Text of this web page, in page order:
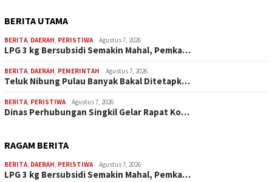
BERITA UTAMA
BERITA, DAERAH, PERISTIWA Agustus 7, 2026
LPG 3 kg Bersubsidi Semakin Mahal, Pemka…
BERITA, DAERAH, PEMERINTAH Agustus 7, 2026
Teluk Nibung Pulau Banyak Bakal Ditetapk…
BERITA, PERISTIWA Agustus 7, 2026
Dinas Perhubungan Singkil Gelar Rapat Ko…
RAGAM BERITA
BERITA, DAERAH, PERISTIWA Agustus 7, 2026
LPG 3 kg Bersubsidi Semakin Mahal, Pemka…